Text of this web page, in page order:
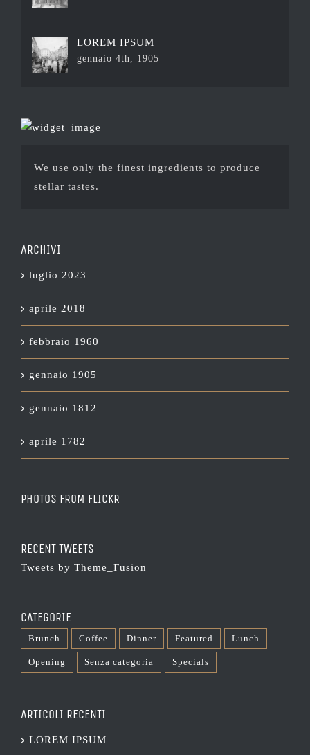
LOREM IPSUM
gennaio 4th, 1905
We use only the finest ingredients to produce
stellar tastes.
ARCHIVI
luglio 2023
aprile 2018
febbraio 1960
gennaio 1905
gennaio 1812
aprile 1782
PHOTOS FROM FLICKR
RECENT TWEETS
Tweets by Theme_Fusion
CATEGORIE
Brunch Coffee Dinner Featured Lunch
Opening Senza categoria Specials
ARTICOLI RECENTI
LOREM IPSUM